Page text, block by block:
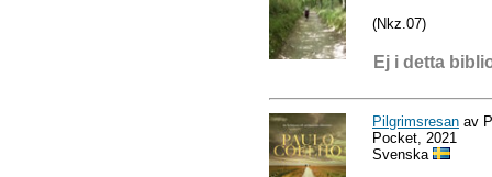
(Nkz.07)
Ej i detta
Pilgrimsresan av
Pocket, 2021
Svenska